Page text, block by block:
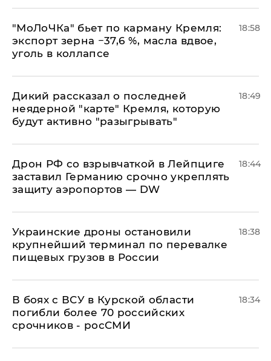
​"МоЛоЧКа" бьет по карману Кремля:
экспорт зерна −37,6 %, масла вдвое,
уголь в коллапсе
18:58
Дикий рассказал о последней
неядерной "карте" Кремля, которую
будут активно "разыгрывать"
18:49
​Дрон РФ со взрывчаткой в Лейпциге
заставил Германию срочно укреплять
защиту аэропортов — DW
18:44
Украинские дроны остановили
крупнейший терминал по перевалке
пищевых грузов в России
18:38
В боях с ВСУ в Курской области
погибли более 70 российских
срочников - росСМИ
18:34